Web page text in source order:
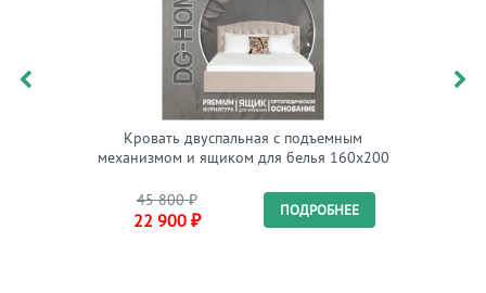
Кровать двуспальная с подъемным
механизмом и ящиком для белья 160х200
45 800 ₽
22 900 ₽ ПОДРОБНЕЕ